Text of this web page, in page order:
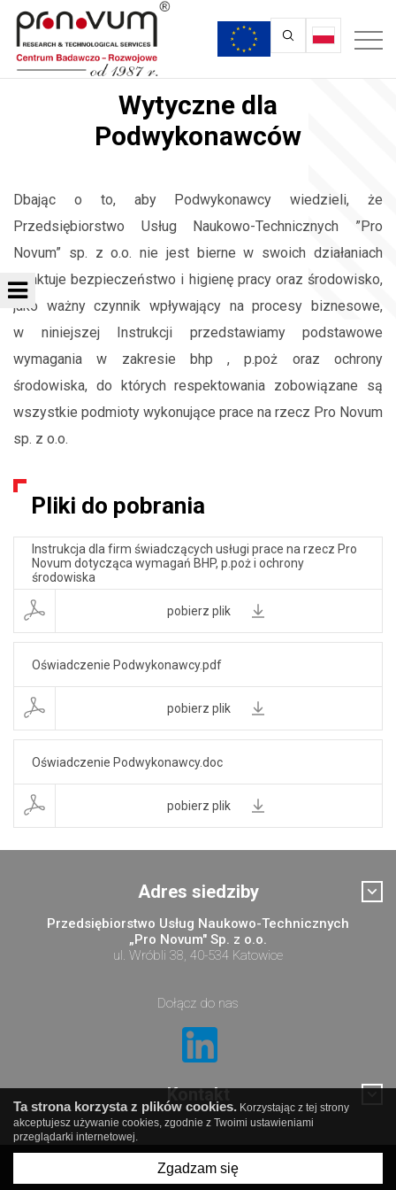
Wytyczne dla
Podwykonawców
Dbając o to, aby Podwykonawcy wiedzieli, że
Przedsiębiorstwo Usług Naukowo-Technicznych ”Pro
Novum” sp. z o.o. nie jest bierne w swoich działaniach
i traktuje bezpieczeństwo i higienę pracy oraz środowisko,
jako ważny czynnik wpływający na procesy biznesowe,
w niniejszej Instrukcji przedstawiamy podstawowe
wymagania w zakresie bhp , p.poż oraz ochrony
środowiska, do których respektowania zobowiązane są
wszystkie podmioty wykonujące prace na rzecz Pro Novum
sp. z o.o.
Pliki do pobrania
Instrukcja dla firm świadczących usługi prace na rzecz Pro
Novum dotycząca wymagań BHP, p.poż i ochrony
środowiska
pobierz plik
Oświadczenie Podwykonawcy.pdf
pobierz plik
Oświadczenie Podwykonawcy.doc
pobierz plik
Adres siedziby
Przedsiębiorstwo Usług Naukowo-Technicznych
„Pro Novum" Sp. z o.o.
ul. Wróbli 38, 40-534 Katowice
Dołącz do nas
Kontakt
© Pro Novum sp. z o.o. created by
Ta strona korzysta z plików cookies. Korzystając z tej strony
akceptujesz używanie cookies, zgodnie z Twoimi ustawieniami
przeglądarki internetowej.
Zgadzam się